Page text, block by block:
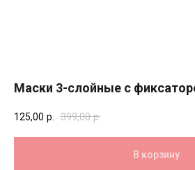
Маски 3-слойные с
125,00 р. 399,00 р.
В корзину